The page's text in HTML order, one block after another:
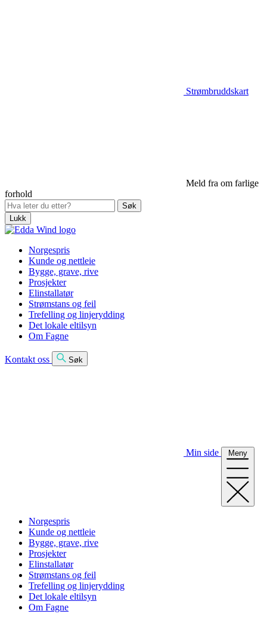
Strømbruddskart
Meld fra om farlige
forhold
Lukk
Norgespris
Kunde og nettleie
Bygge, grave, rive
Prosjekter
Elinstallatør
Strømstans og feil
Trefelling og linjerydding
Det lokale eltilsyn
Om Fagne
Kontakt oss Søk
Min side Meny
Norgespris
Kunde og nettleie
Bygge, grave, rive
Prosjekter
Elinstallatør
Strømstans og feil
Trefelling og linjerydding
Det lokale eltilsyn
Om Fagne